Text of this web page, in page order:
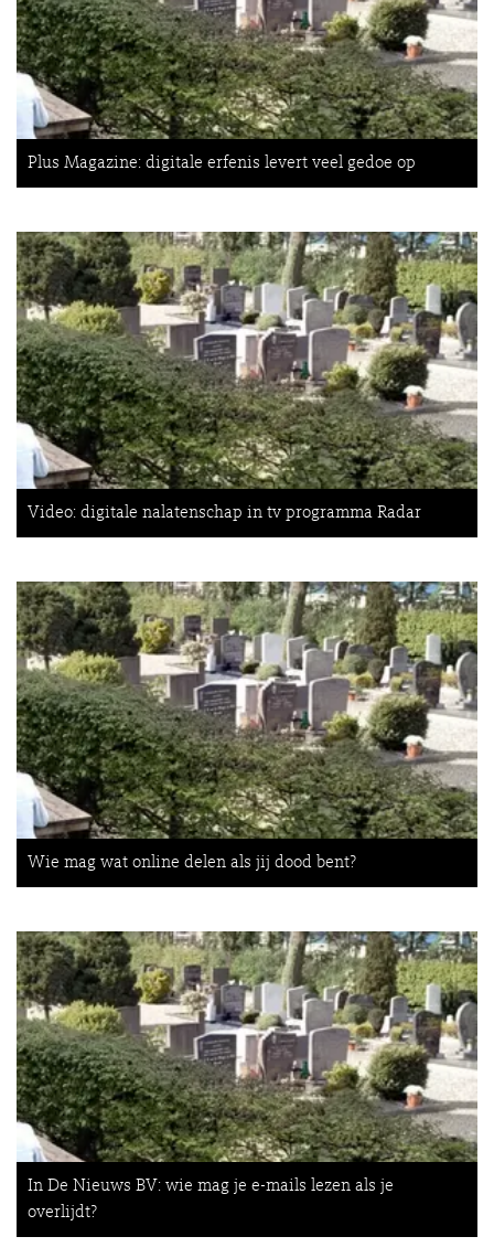
Plus Magazine: digitale erfenis levert veel gedoe op
Video: digitale nalatenschap in tv programma Radar
Wie mag wat online delen als jij dood bent?
In De Nieuws BV: wie mag je e-mails lezen als je
overlijdt?